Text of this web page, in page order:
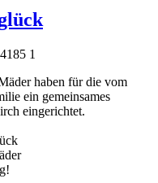
haben für die vom
ein gemeinsames
eingerichtet.